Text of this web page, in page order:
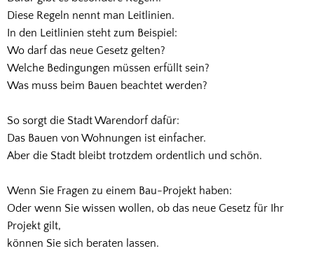
Diese Regeln nennt man Leitlinien.
In den Leitlinien steht zum Beispiel:
Wo darf das neue Gesetz gelten?
Welche Bedingungen müssen erfüllt sein?
Was muss beim Bauen beachtet werden?
So sorgt die Stadt Warendorf dafür:
Das Bauen von Wohnungen ist einfacher.
Aber die Stadt bleibt trotzdem ordentlich und schön.
Wenn Sie Fragen zu einem Bau-Projekt haben:
Oder wenn Sie wissen wollen, ob das neue Gesetz für Ihr
Projekt gilt,
können Sie sich beraten lassen.